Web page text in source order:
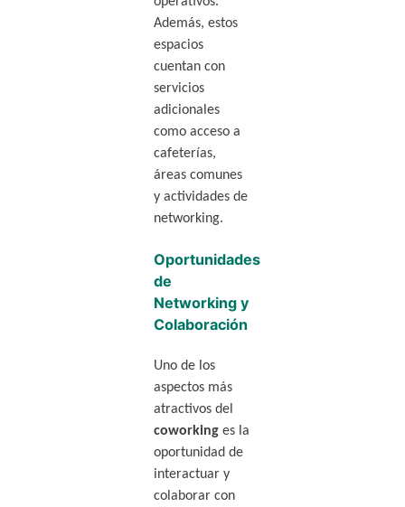
Además, estos
espacios
cuentan con
servicios
adicionales
como acceso a
cafeterías,
áreas comunes
y actividades de
networking.
Oportunidades
de
Networking y
Colaboración
Uno de los
aspectos más
atractivos del
coworkinges la
oportunidad de
interactuar y
colaborar con